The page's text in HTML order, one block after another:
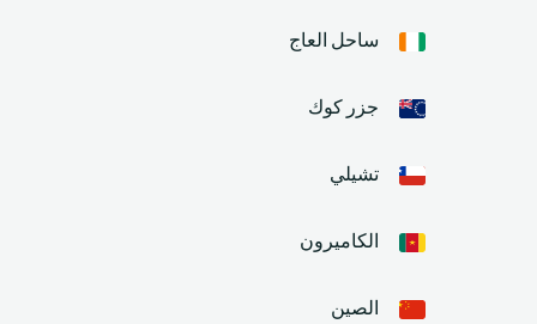
ساحل العاج
جزر كوك
تشيلي
الكاميرون
الصين